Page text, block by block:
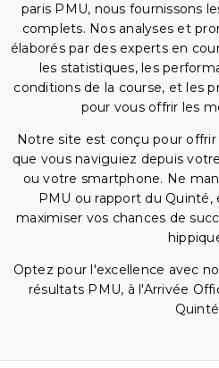
paris PMU, nous fournissons
complets. Nos analyses et
élaborés par des experts en
les statistiques, les
conditions de la course, et les
pour vous offrir les
Notre site est conçu pour
que vous naviguiez depuis
ou votre smartphone. Ne
PMU ou rapport du
maximiser vos chances de
Optez pour l'excellence avec
résultats PMU, à l'Arrivée